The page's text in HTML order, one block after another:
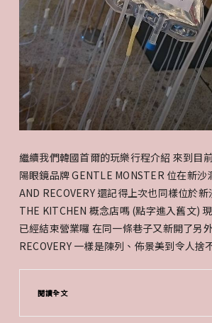
繼續我們韓國首爾的玩樂行程介紹 來到目
陽眼鏡品牌 GENTLE MONSTER 位在新沙
AND RECOVERY 還記得上次也同樣位於
THE KITCHEN 概念店嗎 (點字進入舊文)
已經結束營業囉 在同一條巷子又新開了另
RECOVERY 一樣是陳列、佈景美到令人
閱讀全文